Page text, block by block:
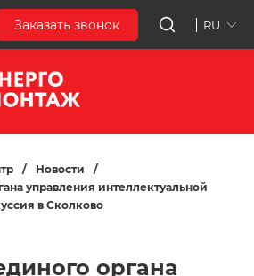
Заказать звонок RU
/ Новости
/
управления интеллектуальной
в Сколково
органа